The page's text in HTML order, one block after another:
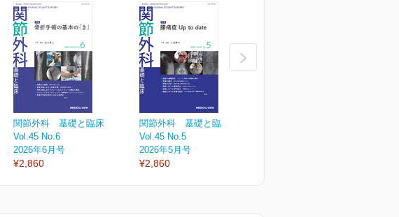
関節外科 基礎と臨床
Vol.45 No.6
2026年6月号
¥2,860
関節外科 基礎と臨床
Vol.45 No.5
2026年5月号
¥2,860